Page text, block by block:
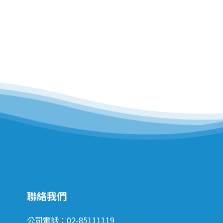
聯絡我們
公司電話：02-85111119